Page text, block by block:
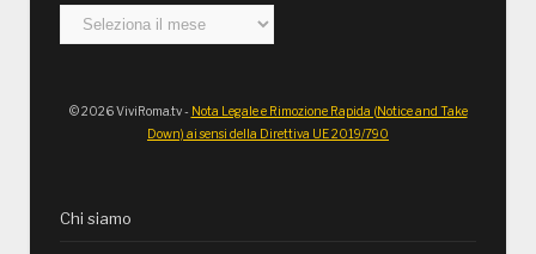
Archivi
© 2026 ViviRoma.tv - Nota Legale e Rimozione Rapida (Notice and Take
Down) ai sensi della Direttiva UE 2019/790
Chi siamo